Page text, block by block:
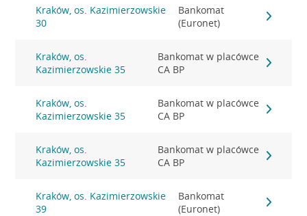
Kraków, os. Kazimierzowskie
30
Bankomat
(Euronet)
Kraków, os.
Kazimierzowskie 35
Bankomat w placówce
CA BP
Kraków, os.
Kazimierzowskie 35
Bankomat w placówce
CA BP
Kraków, os.
Kazimierzowskie 35
Bankomat w placówce
CA BP
Kraków, os. Kazimierzowskie
39
Bankomat
(Euronet)